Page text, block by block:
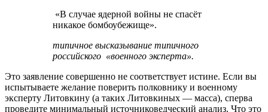
«В случае ядерной войны не спасёт
никакое бомбоубежище».
типичное высказывание типичного
российского «военного эксперта».
Это заявление совершенно не соответствует истине. Если вы
испытываете желание поверить полковнику и военному
эксперту Литовкину (а таких Литовкиных — масса), сперва
проведите минимальный источниковедческий анализ. Что это